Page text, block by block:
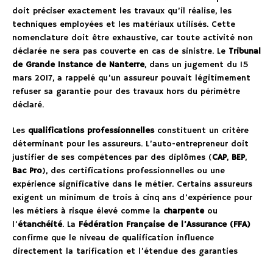
doit préciser exactement les travaux qu’il réalise, les
techniques employées et les matériaux utilisés. Cette
nomenclature doit être exhaustive, car toute activité non
déclarée ne sera pas couverte en cas de sinistre. Le Tribunal
de Grande Instance de Nanterre, dans un jugement du 15
mars 2017, a rappelé qu’un assureur pouvait légitimement
refuser sa garantie pour des travaux hors du périmètre
déclaré.
Les qualifications professionnellesconstituent un critère
déterminant pour les assureurs. L’auto-entrepreneur doit
justifier de ses compétences par des diplômes (CAP, BEP,
Bac Pro), des certifications professionnelles ou une
expérience significative dans le métier. Certains assureurs
exigent un minimum de trois à cinq ans d’expérience pour
les métiers à risque élevé comme la charpenteou
l’étanchéité. La Fédération Française de l’Assurance (FFA)
confirme que le niveau de qualification influence
directement la tarification et l’étendue des garanties